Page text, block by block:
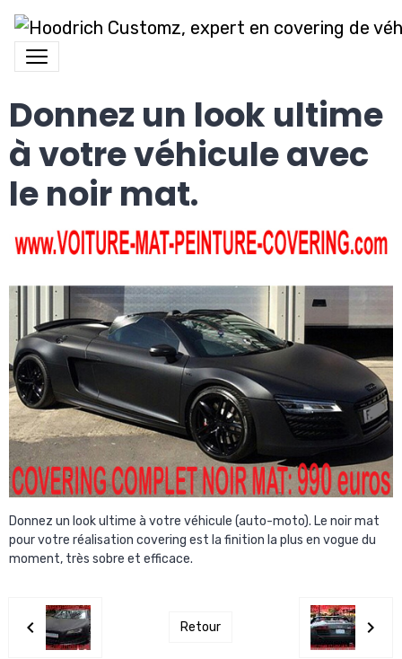
Donnez un look ultime
à votre véhicule avec
le noir mat.
Donnez un look ultime à votre véhicule (auto-moto). Le noir mat
pour votre réalisation covering est la finition la plus en vogue du
moment, très sobre et efficace.
Retour